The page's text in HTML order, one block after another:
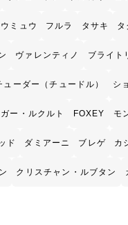
ウミュウ フルラ タサキ タ
ヴァレンティノ ブライト
ューダー（チュードル） シ
ー・ルクルト FOXEY モ
ド ダミアーニ ブレゲ カ
クリスチャン・ルブタン